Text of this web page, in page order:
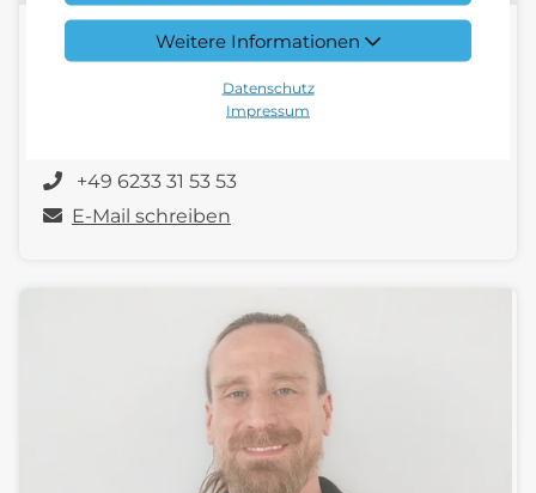
Weitere Informationen
Datenschutz
Impressum
Benjamin Becker
Verkaufsberater Teile & Zubehör | Center
+49 6233 31 53 53
E-Mail schreiben